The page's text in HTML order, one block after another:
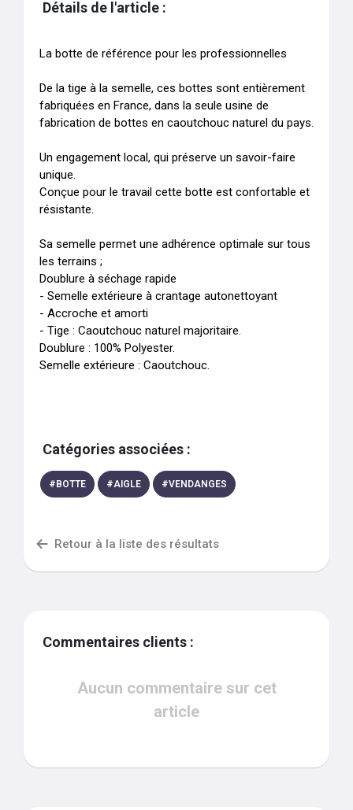
Détails de l'article :
La botte de référence pour les professionnelles
De la tige à la semelle, ces bottes sont entièrement
fabriquées en France, dans la seule usine de
fabrication de bottes en caoutchouc naturel du pays.
Un engagement local, qui préserve un savoir-faire
unique.
Conçue pour le travail cette botte est confortable et
résistante.
Sa semelle permet une adhérence optimale sur tous
les terrains ;
Doublure à séchage rapide
- Semelle extérieure à crantage autonettoyant
- Accroche et amorti
- Tige : Caoutchouc naturel majoritaire.
Doublure : 100% Polyester.
Semelle extérieure : Caoutchouc.
Catégories associées :
# BOTTE #AIGLE #VENDANGES
Retour à la liste des résultats
Commentaires clients :
Aucun commentaire sur cet
article